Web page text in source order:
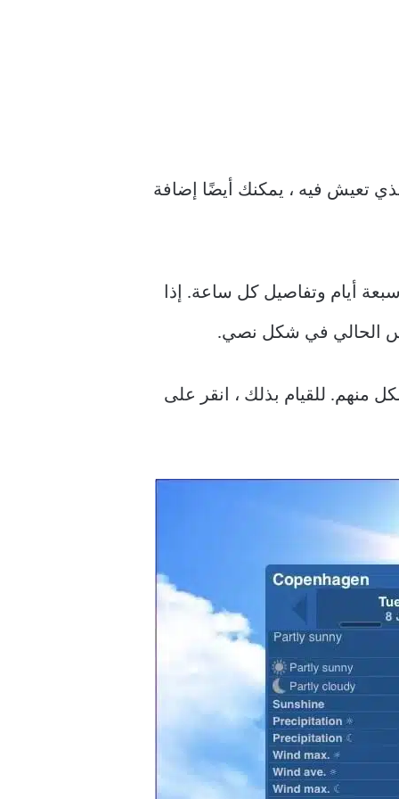
تعيش فيه ، يمكنك أيضًا إضافة
أيام وتفاصيل كل ساعة. إذا
الحالي في شكل نصي.
منهم. للقيام بذلك ، انقر على